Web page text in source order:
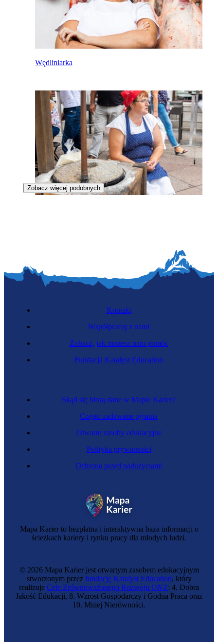
Wędliniarka
Zobacz więcej podobnych
Mapa Karier to bezpłatna i interaktywna baza informacji o
ścieżkach kariery i rynku pracy dla młodych ludzi.
Skąd się biorą dane w Mapie Karier?
Często zadawane pytania
Otwarte zasoby edukacyjne
Polityka prywatności
Ochrona przed nadużyciami
Kontakt
Współpracuj z nami
Zobacz, jak możesz nam pomóc
Fundacja Katalyst Education
© 2026 Mapa Karier jest otwartym zasobem edukacyjnym
stworzonym przez fundację Katalyst Education, który
realizuje Cele Zrównoważonego Rozwoju ONZ: 4. Dobra
Jakość Edukacji, 8. Wzrost Gospodarczy i Godna Praca oraz
10. Mniej Nierówności.